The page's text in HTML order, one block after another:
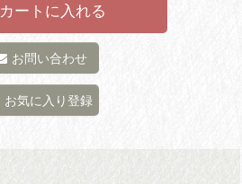
カートに入れる
お問い合わせ
お気に入り登録